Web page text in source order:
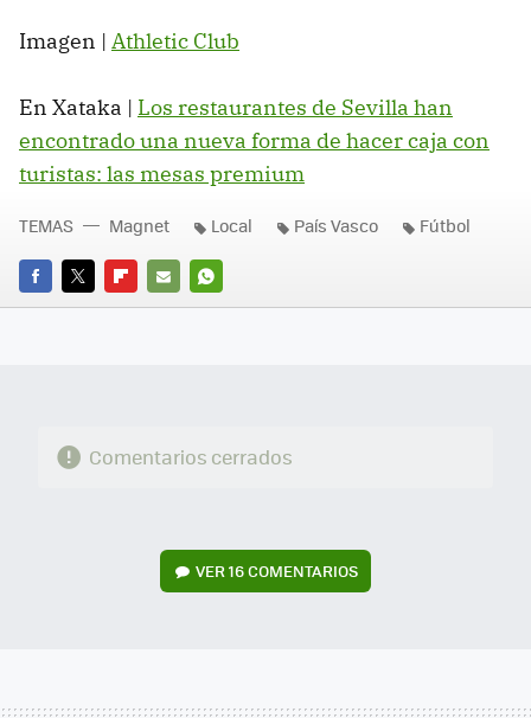
Imagen | Athletic Club
En Xataka | Los restaurantes de Sevilla han
encontrado una nueva forma de hacer caja con
turistas: las mesas premium
FACEBOOK
TWITTERFLIPBOARD
E-
WHATSAPP
TEMAS Magnet Local País Vasco Fútbol
Comentarios cerrados
VER16 COMENTARIOS